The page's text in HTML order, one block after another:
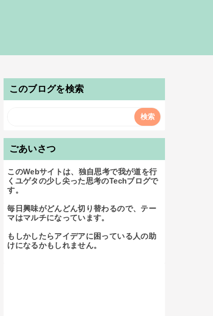
このブログを検索
ごあいさつ
このWebサイトは、独自思考で我が道を行
くユゲタの少し尖った思考のTechブログで
す。
毎日興味がどんどん切り替わるので、テー
マはマルチになっています。
もしかしたらアイデアに困っている人の助
けになるかもしれません。